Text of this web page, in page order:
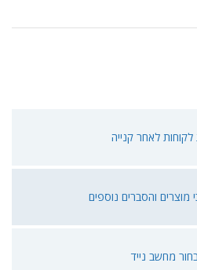
לקוחות לאחר קנייה
מוצרים והסברים נוספים
מחשב נייד